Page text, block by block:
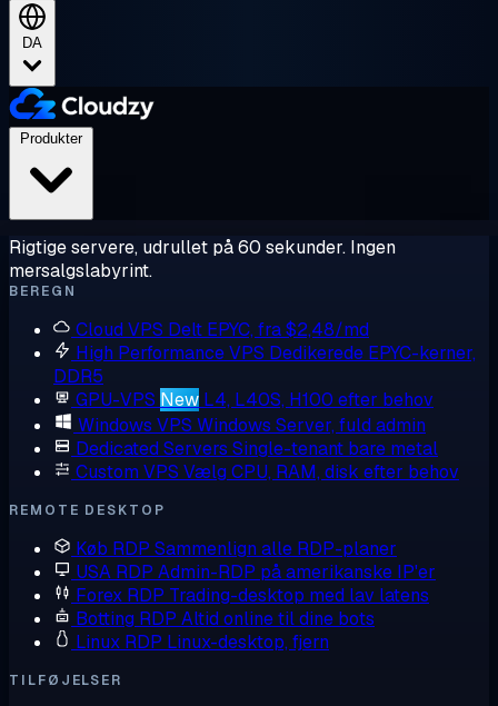
DA
Produkter
Rigtige servere, udrullet på 60 sekunder. Ingen
mersalgslabyrint.
BEREGN
Cloud VPS Delt EPYC, fra $2,48/md
High Performance VPS Dedikerede EPYC-kerner,
DDR5
GPU-VPS New L4, L40S, H100 efter behov
Windows VPS Windows Server, fuld admin
Dedicated Servers Single-tenant bare metal
Custom VPS Vælg CPU, RAM, disk efter behov
REMOTE DESKTOP
Køb RDP Sammenlign alle RDP-planer
USA RDP Admin-RDP på amerikanske IP'er
Forex RDP Trading-desktop med lav latens
Botting RDP Altid online til dine bots
Linux RDP Linux-desktop, fjern
TILFØJELSER